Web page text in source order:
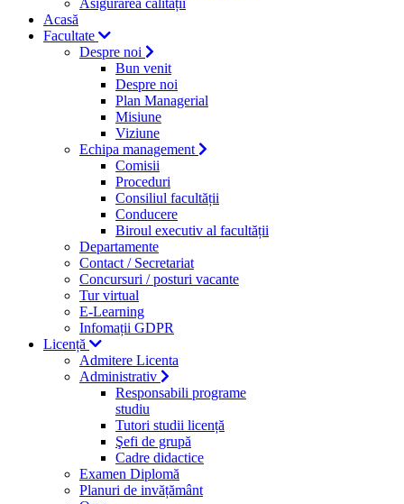
Asigurarea calității
Acasă
Facultate
Despre noi
Bun venit
Despre noi
Plan Managerial
Misiune
Viziune
Echipa management
Comisii
Proceduri
Consiliul facultății
Conducere
Biroul executiv al facultății
Departamente
Contact / Secretariat
Concursuri / posturi vacante
Tur virtual
E-Learning
Infomații GDPR
Licență
Admitere Licenta
Administrativ
Responsabili programe
studiu
Tutori studii licență
Şefi de grupă
Cadre didactice
Examen Diplomă
Planuri de invățământ